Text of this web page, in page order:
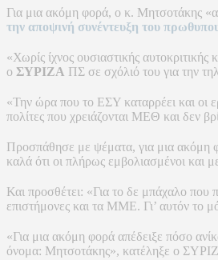
Για μια ακόμη φορά, ο κ. Μητσοτάκης
την αποψινή συνέντευξη του
«Χωρίς ίχνος ουσιαστικής
ο ΣΥΡΙΖΑ ΠΣ σε σχόλιό του για την
«Την ώρα που το ΕΣΥ καταρρέει και οι
πολίτες που χρειάζονται ΜΕΘ και δεν
Προσπάθησε με ψέματα, για μια ακόμη
καλά ότι οι πλήρως εμβολιασμένοι και
Και προσθέτει: «Για το δε μπάχαλο που
επιστήμονες και τα ΜΜΕ. Γι’ αυτόν το
«Για μια ακόμη φορά απέδειξε πόσο
όνομα: Μητσοτάκης», κατέληξε ο